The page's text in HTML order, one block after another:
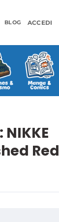
BLOG ACCEDI
Red